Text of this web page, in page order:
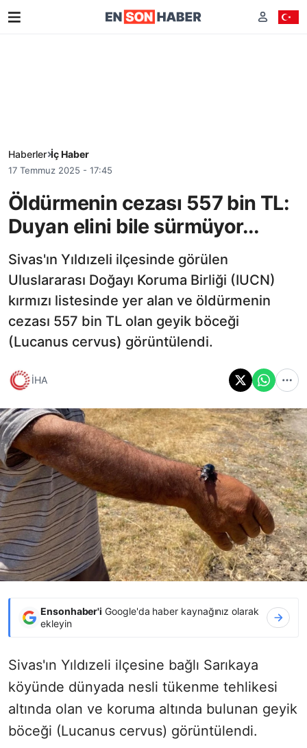
Haberler İç Haber
17 Temmuz 2025 - 17:45
Öldürmenin cezası 557 bin TL:
Duyan elini bile sürmüyor...
Sivas'ın Yıldızeli ilçesinde görülen
Uluslararası Doğayı Koruma Birliği (IUCN)
kırmızı listesinde yer alan ve öldürmenin
cezası 557 bin TL olan geyik böceği
(Lucanus cervus) görüntülendi.
İHA
Ensonhaber'i Google'da haber kaynağınız olarak
ekleyin
Sivas'ın Yıldızeli ilçesine bağlı Sarıkaya
köyünde dünyada nesli tükenme tehlikesi
altında olan ve koruma altında bulunan geyik
böceği (Lucanus cervus) görüntülendi.